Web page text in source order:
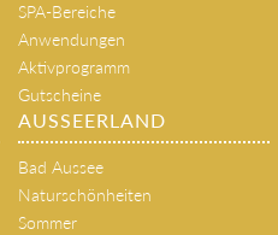
SPA-Bereiche
Anwendungen
Aktivprogramm
Gutscheine
AUSSEERLAND
Bad Aussee
Naturschönheiten
Sommer